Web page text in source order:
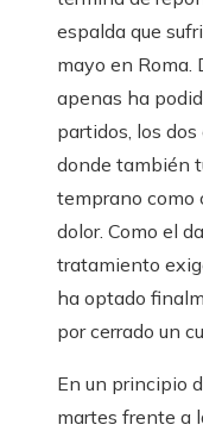
espalda que
mayo en Roma.
apenas ha
partidos, los
donde también
temprano como
dolor. Como el
tratamiento
ha optado
por cerrado un
En un principio
martes frente a